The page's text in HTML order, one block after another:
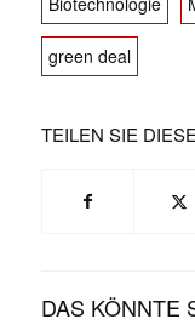
green deal
TEILEN SIE
DAS KÖNNTE